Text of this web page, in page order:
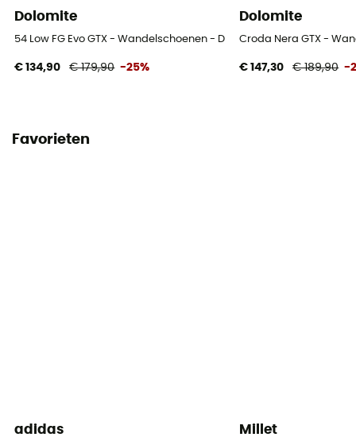
Dolomite
54 Low FG Evo GTX - Wandelschoenen - Dames
€ 134,90 € 179,90 -25%
Dolomite
Croda Nera GTX -
€ 147,30 € 189,90 -
Favorieten
adidas Millet